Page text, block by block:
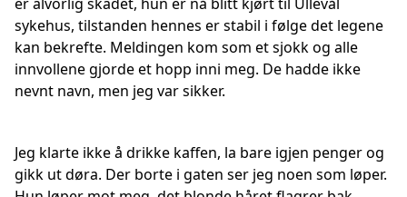
sykehus, tilstanden hennes er stabil i følge det legene
kan bekrefte. Meldingen kom som et sjokk og alle
innvollene gjorde et hopp inni meg. De hadde ikke
nevnt navn, men jeg var sikker.
Jeg klarte ikke å drikke kaffen, la bare igjen penger og
gikk ut døra. Der borte i gaten ser jeg noen som løper.